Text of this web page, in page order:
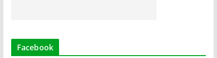
Facebook